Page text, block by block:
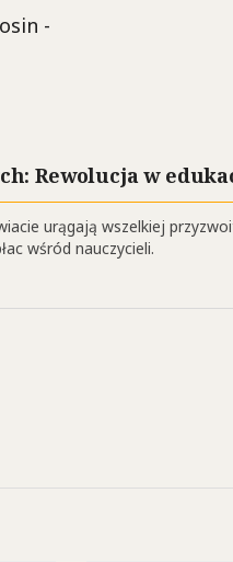
-
Rewolucja w
urągają wszelkiej
wśród nauczycieli.